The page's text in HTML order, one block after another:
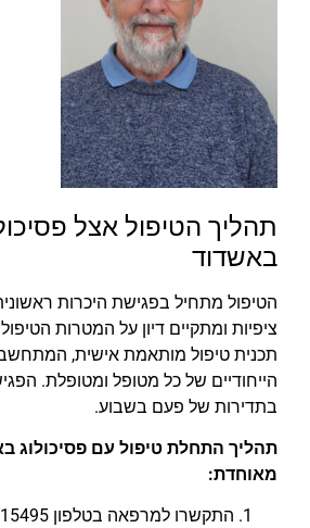
תהליך הטיפול אצל
באשדוד
הטיפול מתחיל בפגישת היכרות
ציפיות ומתקיים דיון על המטרות
תכנית טיפול מותאמת אישית,
הייחודיים של כל מטופל ומטופלת.
בתדירות של פעם בשבוע.
תהליך התחלת טיפול עם פסיכולוג
מאוחדת: